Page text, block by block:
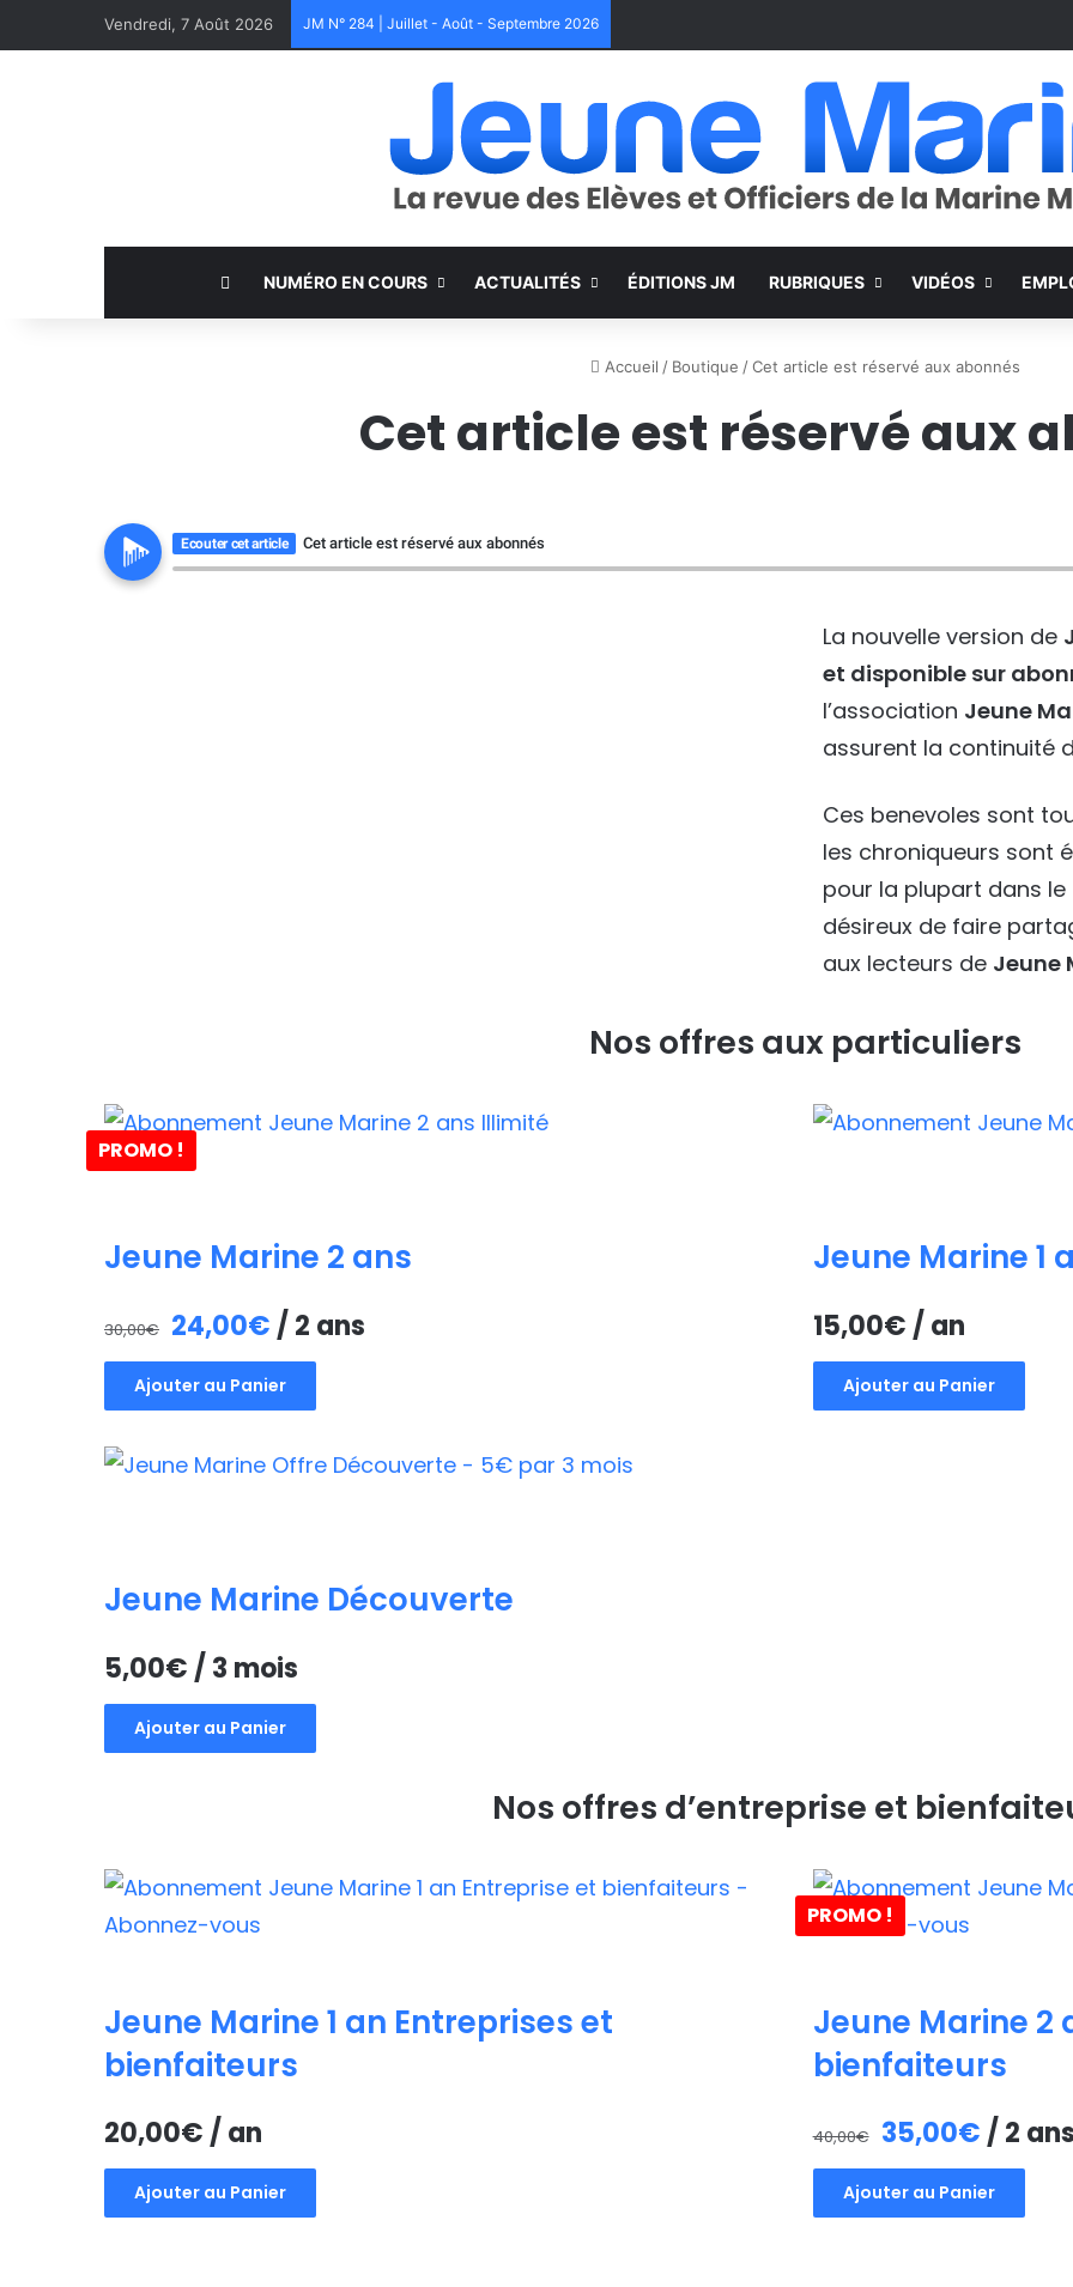
Vendredi, 7 Août 2026 JM N° 284 | Juillet - Août - Septembre 2026
NUMÉRO EN COURS ACTUALITÉS ÉDITIONS JM RUBRIQUES VIDÉOS
Accueil / Boutique / Cet article est réservé aux abonnés
Cet article est réservé aux
Ecouter cet article Cet article est réservé aux abonnés
La nouvelle version de
et disponible sur
l’association Jeune
assurent la continuité
Ces benevoles sont
les chroniqueurs sont
pour la plupart dans
désireux de faire
aux lecteurs de Jeune
Nos offres aux particuliers
PROMO !
Jeune Marine 2 ans
30,00€ Le
prix
initial
était :
24,00€ Le
prix
actuel
est :
/ 2 ans
Ajouter au Panier
Jeune Marine 1
15,00€ / an
Ajouter au Panier
Jeune Marine Découverte
5,00€ / 3 mois
Ajouter au Panier
Nos offres d’entreprise et
Jeune Marine 1 an Entreprises et
bienfaiteurs
20,00€/ an
Ajouter au Panier
PROMO !
Jeune Marine 2
bienfaiteurs
40,00€
Le
prix
initial
35,00€Le
prix
actuel
/ 2
Ajouter au Panier